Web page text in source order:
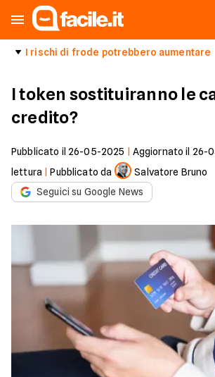
I rischi di frode potrebbero aumentare
I token sostituiranno le
credito?
Pubblicato il 26-05-2025 Aggiornato il 26-
lettura |Pubblicato da
Salvatore Bruno
Seguici su Google News